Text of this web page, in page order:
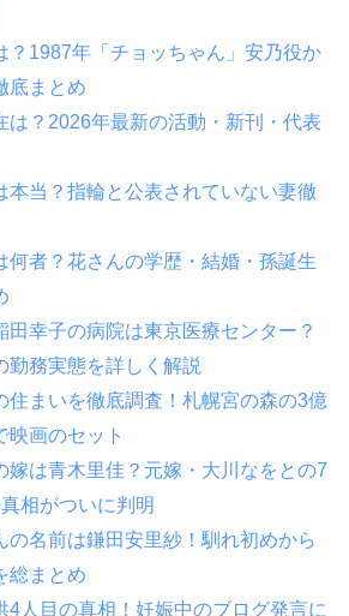
？1987年「チョッちゃん」安乃役か
底まとめ
は？2026年最新の活動・新刊・代表
本当？指輪と公表されていない妻徹
何者？花さんの学歴・結婚・孫誕生
田幸子の病院は東京医療センター？
勤務実態を詳しく解説
住まいを徹底調査！札幌宮の森の3億
映画のセット
嫁は青木里佳？元嫁・大川なをとの7
相がついに判明
の名前は鎌田安里紗！馴れ初めから
総まとめ
4人目の真相！妊娠中のブログ発言に